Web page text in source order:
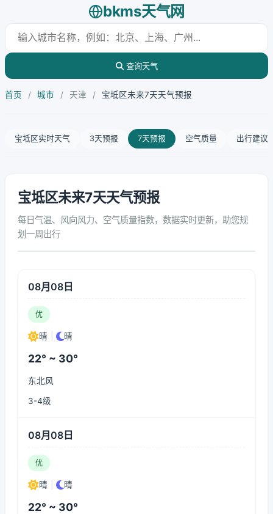
bkms天气网
查询天气
首页 / 城市 / 天津 / 宝坻区未来7天天气预报
宝坻区实时天气 3天预报 7天预报 空气质量 出行建议
宝坻区未来7天天气预报
每日气温、风向风力、空气质量指数，数据实时更新，助您规
划一周出行
08月08日
优
晴 晴
22° ~ 30°
东北风
3-4级
08月08日
优
晴 晴
22° ~ 30°